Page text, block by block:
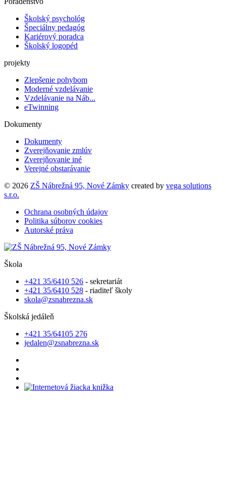
Školský psychológ
Špeciálny pedagóg
Kariérový poradca
Školský logopéd
projekty
Zlepšenie pohybom
Moderné vzdelávanie
Vzdelávanie na Náb...
eTwinning
Dokumenty
Dokumenty
Zverejňovanie zmlúv
Zverejňovanie iné
Verejné obstarávanie
© 2026 ZŠ Nábrežná 95, Nové Zámky created by vega solutions
s.r.o.
Ochrana osobných údajov
Politika súborov cookies
Autorské práva
Škola
+421 35/6410 526 - sekretariát
+421 35/6410 528 - riaditeľ školy
skola@zsnabrezna.sk
Školská jedáleň
+421 35/64105 276
jedalen@zsnabrezna.sk